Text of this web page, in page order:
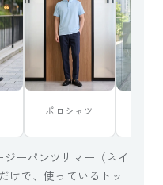
ポロシャツ
ーパンツサマー（ネイ
けで、使っているトッ